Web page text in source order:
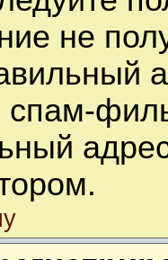
не
спам-